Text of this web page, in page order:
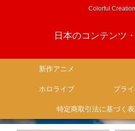
Colorful
日本のコンテンツ
新作アニメ
ホロライブ